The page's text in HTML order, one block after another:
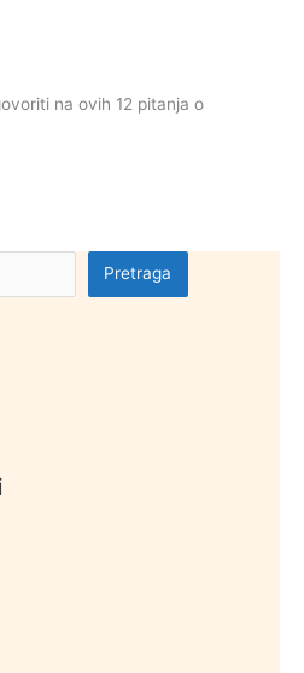
Pretraga
na ovih 12 pitanja o